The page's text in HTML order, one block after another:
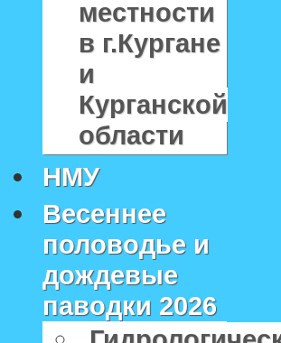
местности
в г.Кургане
и
Курганской
области
НМУ
Весеннее
половодье и
дождевые
паводки 2026